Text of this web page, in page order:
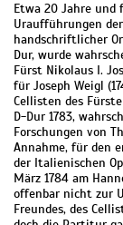
Etwa 20 Jahre und
Uraufführungen
handschriftlicher
Dur, wurde
Fürst Nikolaus I.
für Joseph Weigl
Cellisten des
D-Dur 1783,
Forschungen von
Annahme, für den
der Italienischen
März 1784 am
offenbar nicht zur
Freundes, des